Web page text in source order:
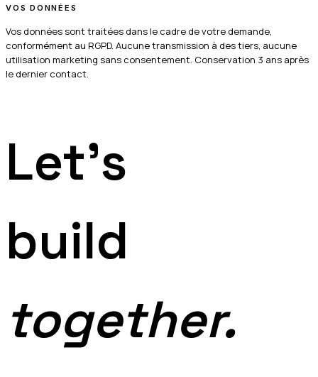
VOS DONNÉES
Vos données sont traitées dans le cadre de votre demande,
conformément au RGPD. Aucune transmission à des tiers, aucune
utilisation marketing sans consentement. Conservation 3 ans après
le dernier contact.
Let's
build
together.